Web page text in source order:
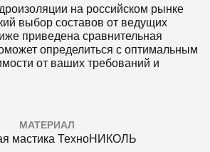
на российском рынке
выбор составов от ведущих
приведена сравнительная
определиться с оптимальным
от ваших требований и
МАТЕРИАЛ
мастика ТехноНИКОЛЬ